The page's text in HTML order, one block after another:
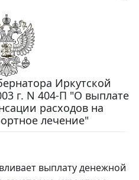
Иркутской
г. N 404-П "О выплате
расходов на
лечение"
выплату денежной